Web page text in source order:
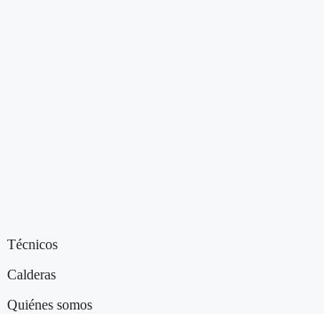
Técnicos
Calderas
Quiénes somos